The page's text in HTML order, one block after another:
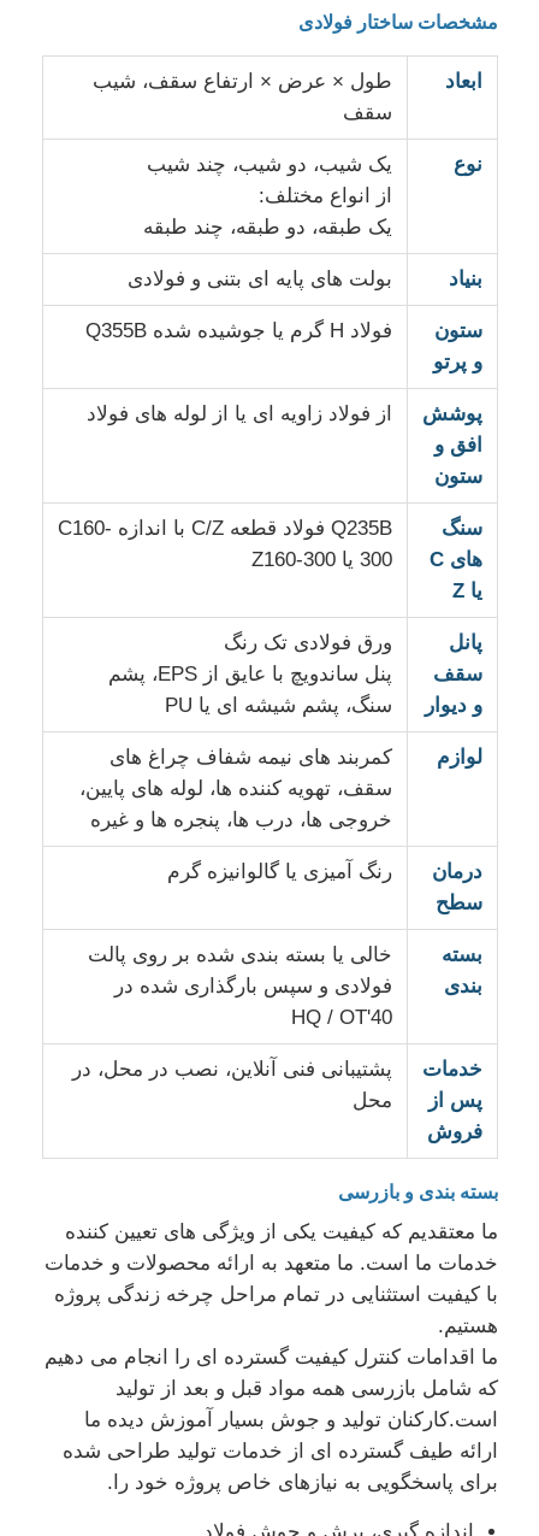
مشخصات ساختار فولادی
ابعاد
طول × عرض × ارتفاع سقف، شیب
سقف
نوع
یک شیب، دو شیب، چند شیب
از انواع مختلف:
یک طبقه، دو طبقه، چند طبقه
بنیاد بولت های پایه ای بتنی و فولادی
ستون
و پرتو
فولاد H گرم یا جوشیده شده Q355B
پوشش
افق و
ستون
از فولاد زاویه ای یا از لوله های فولاد
سنگ
های C
یا Z
Q235B فولاد قطعه C/Z با اندازه C160-
300 یا Z160-300
پانل
سقف
و دیوار
ورق فولادی تک رنگ
پنل ساندویچ با عایق از EPS، پشم
سنگ، پشم شیشه ای یا PU
لوازم
کمربند های نیمه شفاف چراغ های
سقف، تهویه کننده ها، لوله های پایین،
خروجی ها، درب ها، پنجره ها و غیره
درمان
سطح
رنگ آمیزی یا گالوانیزه گرم
بسته
بندی
خالی یا بسته بندی شده بر روی پالت
فولادی و سپس بارگذاری شده در
40'HQ / OT
خدمات
پس از
فروش
پشتیبانی فنی آنلاین، نصب در محل، در
محل
بسته بندی و بازرسی
ما معتقدیم که کیفیت یکی از ویژگی های تعیین کننده
خدمات ما است. ما متعهد به ارائه محصولات و خدمات
با کیفیت استثنایی در تمام مراحل چرخه زندگی پروژه
هستیم.
ما اقدامات کنترل کیفیت گسترده ای را انجام می دهیم
که شامل بازرسی همه مواد قبل و بعد از تولید
است.کارکنان تولید و جوش بسیار آموزش دیده ما
ارائه طیف گسترده ای از خدمات تولید طراحی شده
برای پاسخگویی به نیازهای خاص پروژه خود را.
اندازه گیری، برش و جوش فولاد